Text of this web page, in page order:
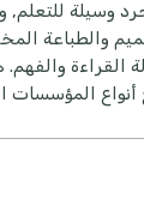
وسيلة للتعلم,
والطباعة
والفهم.
أنواع المؤسسات